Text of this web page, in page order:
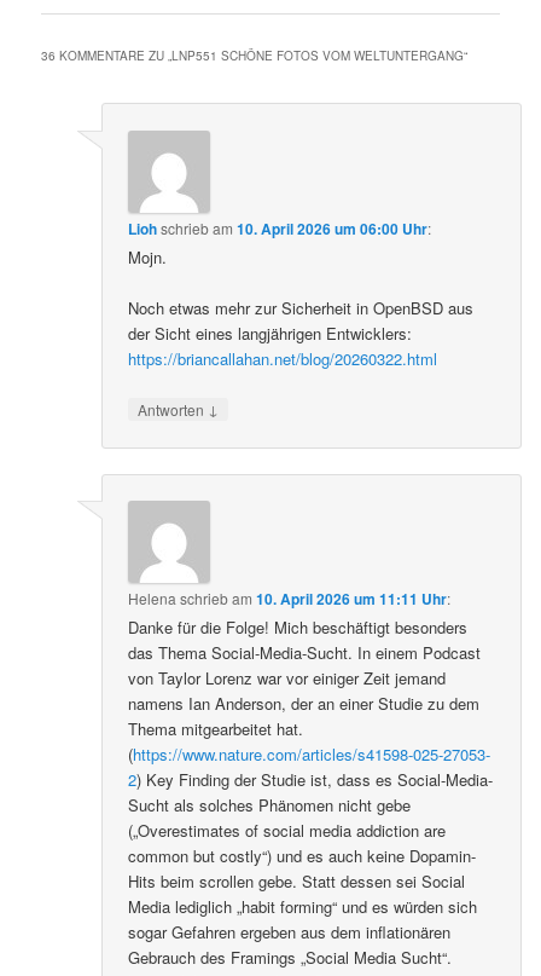
36 KOMMENTARE ZU „LNP551 SCHÖNE FOTOS VOM WELTUNTERGANG“
Liohschriebam10. April 2026 um 06:00 Uhr:
Mojn.
Noch etwas mehr zur Sicherheit in OpenBSD aus
der Sicht eines langjährigen Entwicklers:
https://briancallahan.net/blog/20260322.html
Antworten ↓
Helena schriebam10. April 2026 um 11:11 Uhr:
Danke für die Folge! Mich beschäftigt besonders
das Thema Social-Media-Sucht. In einem Podcast
von Taylor Lorenz war vor einiger Zeit jemand
namens Ian Anderson, der an einer Studie zu dem
Thema mitgearbeitet hat.
(https://www.nature.com/articles/s41598-025-27053-
2) Key Finding der Studie ist, dass es Social-Media-
Sucht als solches Phänomen nicht gebe
(„Overestimates of social media addiction are
common but costly“) und es auch keine Dopamin-
Hits beim scrollen gebe. Statt dessen sei Social
Media lediglich „habit forming“ und es würden sich
sogar Gefahren ergeben aus dem inflationären
Gebrauch des Framings „Social Media Sucht“.